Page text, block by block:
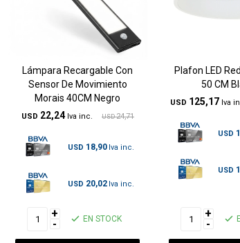
Lámpara Recargable Con
Sensor De Movimiento
Morais 40CM Negro
USD 22,24 USD 24,71
USD 18,90
USD 20,02
+
- EN STOCK
Plafon LED
50 CM
USD 125,17
USD
USD
+
-